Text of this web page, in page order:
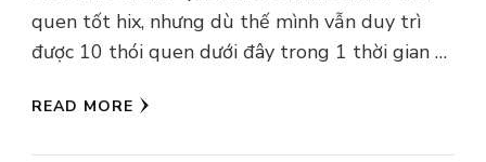
quen tốt hix, nhưng dù thế mình vẫn duy trì
được 10 thói quen dưới đây trong 1 thời gian …
READ MORE